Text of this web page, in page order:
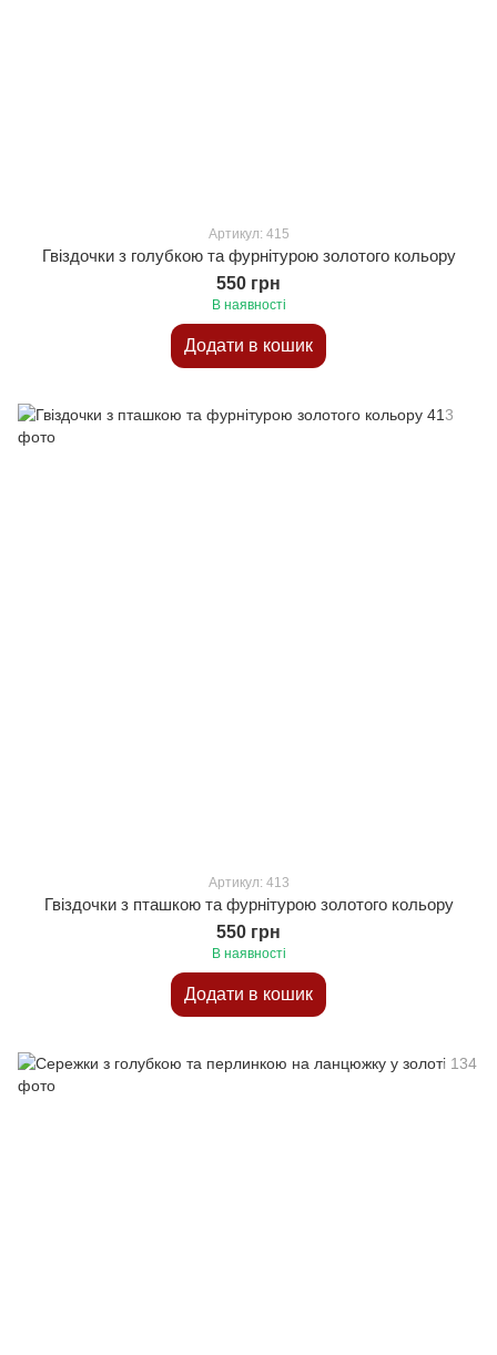
Артикул: 415
Гвіздочки з голубкою та фурнітурою золотого кольору
550 грн
В наявності
Додати в кошик
Артикул: 413
Гвіздочки з пташкою та фурнітурою золотого кольору
550 грн
В наявності
Додати в кошик